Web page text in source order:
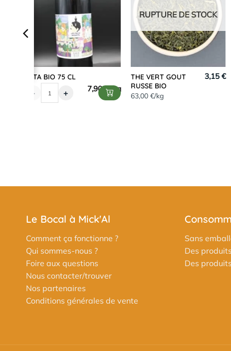
RITA BIO 75 CL
7,90€
- +
RUPTURE DE STOCK
THE VERT GOUT
RUSSE BIO
63,00 €/kg
3,15 €
Le Bocal à Mick'Al
Comment ça fonctionne ?
Qui sommes-nous ?
Foire aux questions
Nous contacter/trouver
Nos partenaires
Conditions générales de vente
Sans
Des
Des